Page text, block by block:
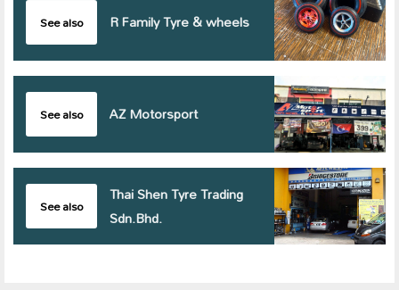
See also R Family Tyre & wheels
See also AZ Motorsport
See also
Thai Shen Tyre Trading
Sdn.Bhd.